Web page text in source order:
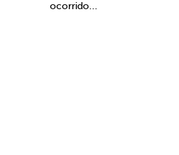
ocorrido...